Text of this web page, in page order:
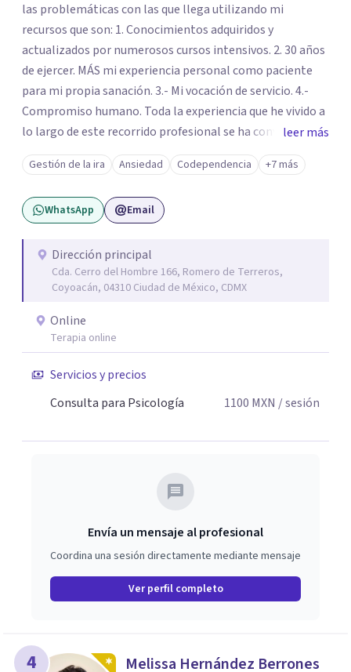
las problemáticas con las que llega utilizando mi
recursos que son: 1. Conocimientos adquiridos y
actualizados por numerosos cursos intensivos. 2. 30 años
de ejercer. MÁS mi experiencia personal como paciente
para mi propia sanación. 3.- Mi vocación de servicio. 4.-
Compromiso humano. Toda la experiencia que he vivido a
lo largo de este recorrido profesional se ha convertido en
una forma de vida congruente y satisfactoria en mi, por la
certeza de quien soy y de mis objetivos, que me han dado
el mando de mi existencia y este es mi objetivo para mis
pacientes en un ambiente de compresión y
leer más
Gestión de la ira Ansiedad Codependencia +7 más
WhatsApp Email
Dirección principal
Cda. Cerro del Hombre 166, Romero de Terreros,
Coyoacán, 04310 Ciudad de México, CDMX
Online
Terapia online
Servicios y precios
Consulta para Psicología
1100 MXN / sesión
Envía un mensaje al profesional
Coordina una sesión directamente mediante mensaje
Ver perfil completo
4 Melissa Hernández Berrones